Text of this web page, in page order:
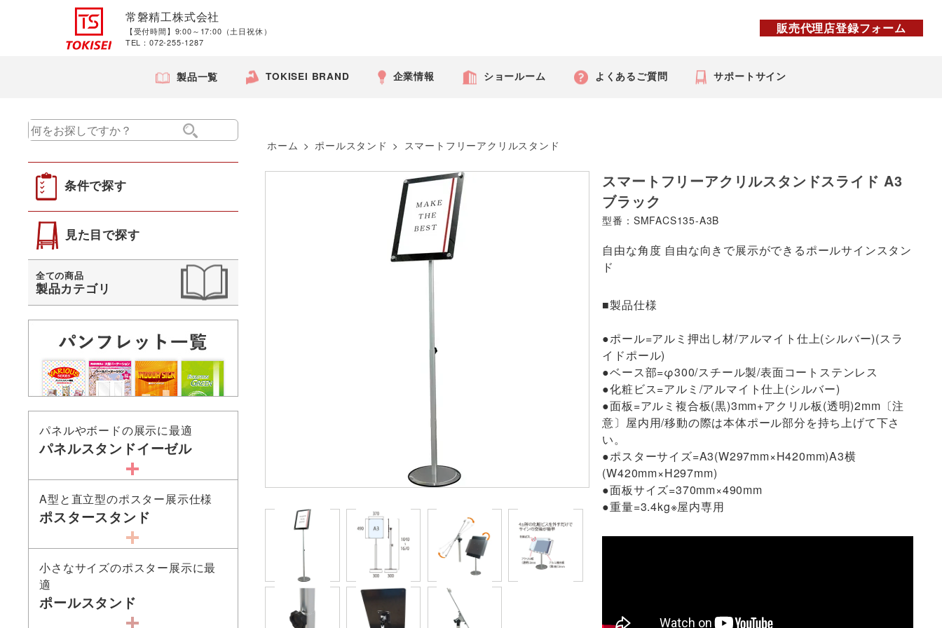
常磐精工株式会社
【受付時間】9:00～17:00（土日祝休）
TEL：072-255-1287
販売代理店登録フォーム
製品一覧 TOKISEI BRAND 企業情報 ショールーム よくあるご質問 サポートサイン
ホーム > ポールスタンド > スマートフリーアクリルスタンド
スマートフリーアクリルスタンドスライド A3
ブラック
型番：SMFACS135-A3B
自由な角度 自由な向きで展示ができるポールサインスタン
ド
■製品仕様
●ポール=アルミ押出し材/アルマイト仕上(シルバー)(スラ
イドポール)
●ベース部=φ300/スチール製/表面コートステンレス
●化粧ビス=アルミ/アルマイト仕上(シルバー)
●面板=アルミ複合板(黒)3mm+アクリル板(透明)2mm〔注
意〕屋内用/移動の際は本体ポール部分を持ち上げて下さ
い。
●ポスターサイズ=A3(W297mm×H420mm)A3横
(W420mm×H297mm)
●面板サイズ=370mm×490mm
●重量=3.4kg※屋内専用
条件で探す
見た目で探す
全ての商品
製品カテゴリ
パネルやボードの展示に最適
パネルスタンドイーゼル
A型と直立型のポスター展示仕様
ポスタースタンド
小さなサイズのポスター展示に最
適
ポールスタンド